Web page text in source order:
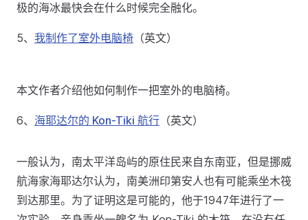
极的海冰最快会在什么时候完全融化。
5、 我制作了室外电脑椅 （英文）
本文作者介绍他如何制作一把室外的电脑椅。
6、 海耶达尔的 Kon-Tiki 航行 （英文）
一般认为，南太平洋岛屿的原住民来自东南亚，但是挪威
航海家海耶达尔认为，南美洲印第安人也有可能乘坐木筏
到达那里。为了证明这是可能的，他于1947年进行了一